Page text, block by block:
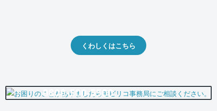
くわしくはこちら
0800-500-5500